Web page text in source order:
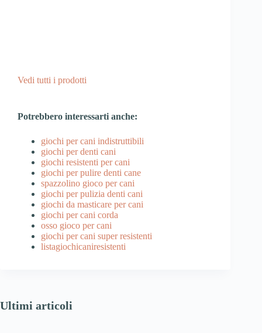
Vedi tutti i prodotti
Potrebbero interessarti anche:
giochi per cani indistruttibili
giochi per denti cani
giochi resistenti per cani
giochi per pulire denti cane
spazzolino gioco per cani
giochi per pulizia denti cani
giochi da masticare per cani
giochi per cani corda
osso gioco per cani
giochi per cani super resistenti
listagiochicaniresistenti
Ultimi articoli